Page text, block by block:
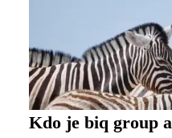
Kdo je biq group